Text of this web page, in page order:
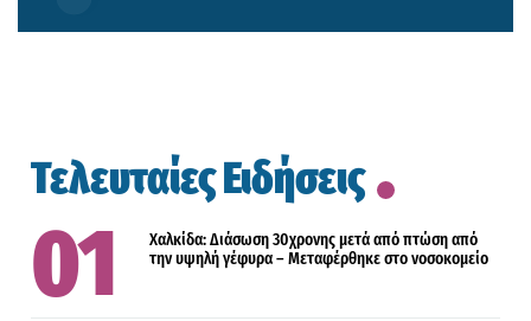
Τελευταίες Ειδήσεις
Χαλκίδα: Διάσωση 30χρονης μετά από πτώση από
την υψηλή γέφυρα – Μεταφέρθηκε στο νοσοκομείο